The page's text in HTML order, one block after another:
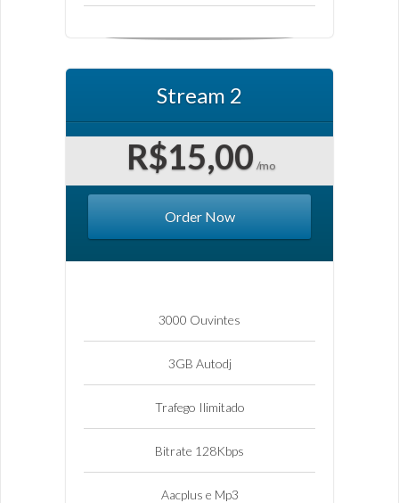
Stream 2
R$15,00 /mo
Order Now
3000 Ouvintes
3GB Autodj
Trafego Ilimitado
Bitrate 128Kbps
Aacplus e Mp3